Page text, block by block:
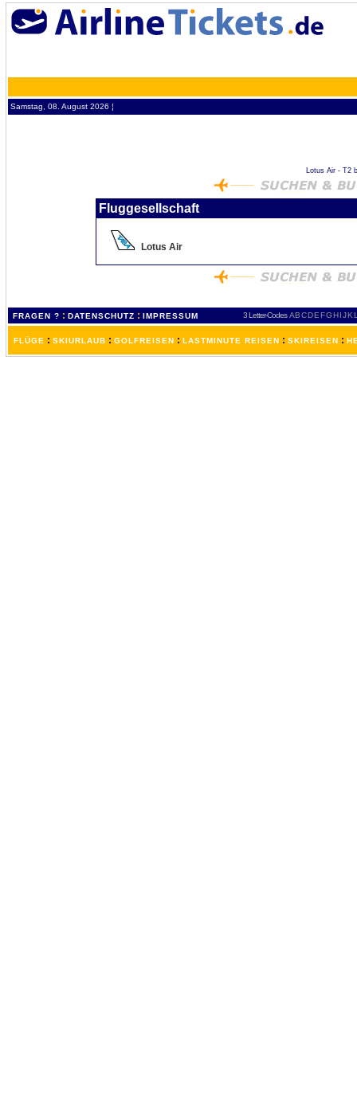
Samstag, 08. August 2026 ¦
Lotus Air - T2
Fluggesellschaft
Lotus Air
FRAGEN ? : DATENSCHUTZ : IMPRESSUM 3 Letter-Codes ABCDEFGH IJKL
FLÜGE : SKIURLAUB : GOLFREISEN : LASTMINUTE REISEN : SKIREISEN :